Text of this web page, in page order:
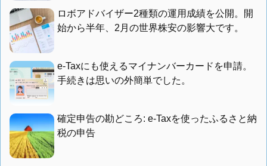
ロボアドバイザー2種類の運用成績を公開。開
始から半年、2月の世界株安の影響大です。
e-Taxにも使えるマイナンバーカードを申請。
手続きは思いの外簡単でした。
確定申告の勘どころ: e-Taxを使ったふるさと納
税の申告